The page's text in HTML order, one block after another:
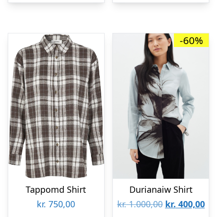
Tappomd Shirt
kr. 750,00
-60%
Durianaiw Shirt
kr.1.000,00 Den
kr. 400,00